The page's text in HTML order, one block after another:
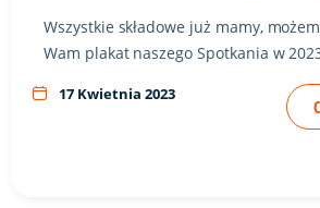
Wszystkie składowe już mamy,
Wam plakat naszego Spotkania w
17 Kwietnia 2023